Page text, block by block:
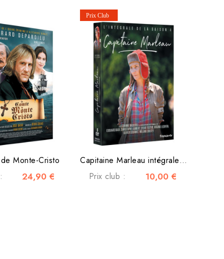
Monte-Cristo
24,90 €
Capitaine Marleau intégrale saison 4
Prix club :
10,00 €